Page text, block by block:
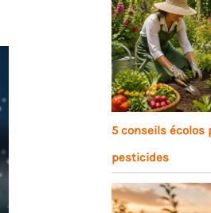
5 conseils écolos
pesticides